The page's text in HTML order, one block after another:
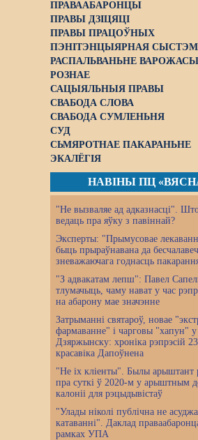
ПРАВААБАРОНЦЫ
ПРАВЫ ДЗІЦЯЦІ
ПРАВЫ ПРАЦОЎНЫХ
ПЭНІТЭНЦЫЯРНАЯ
РАСПАЛЬВАНЬНЕ
РОЗНАЕ
САЦЫЯЛЬНЫЯ ПРАВЫ
СВАБОДА СЛОВА
СВАБОДА СУМЛЕНЬНЯ
СУД
СЬМЯРОТНАЕ ПАКАРАНЬНЕ
ЭКАЛЁГІЯ
НАВІНЫ ПЦ
"Не вызваляе ад адказнасці".
ведаць пра яўку з павіннай?
Эксперты: "Прымусовае
быць прыраўнавана да
зневажаючага годнасць
"З адвакатам лепш": Павел
тлумачыць, чаму нават у час
на абарону мае значэнне
Затрыманні святароў, новае
фармаванне" і чарговы "хапун" у
Дзяржынску: хроніка рэпрэсій
красавіка Дапоўнена
"Не іх кліенты". Былы арыштант
пра суткі ў 2020-м у арыштным
калоніі для рэцыдывістаў
"Улады ніколі публічна не
катаванні". Даклад
рамках УПА